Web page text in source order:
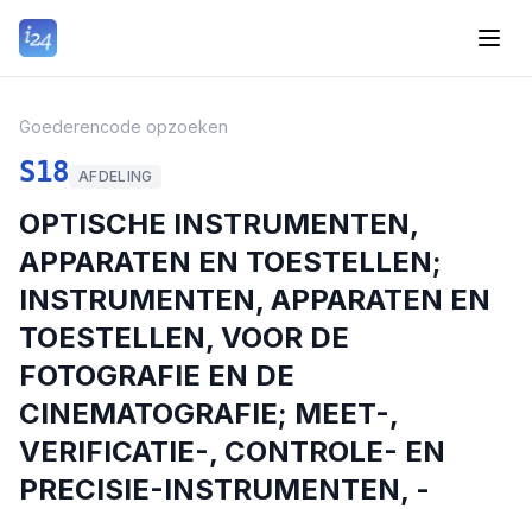
Goederencode opzoeken
S18 AFDELING
OPTISCHE INSTRUMENTEN,
APPARATEN EN TOESTELLEN;
INSTRUMENTEN, APPARATEN EN
TOESTELLEN, VOOR DE
FOTOGRAFIE EN DE
CINEMATOGRAFIE; MEET-,
VERIFICATIE-, CONTROLE- EN
PRECISIE-INSTRUMENTEN, -